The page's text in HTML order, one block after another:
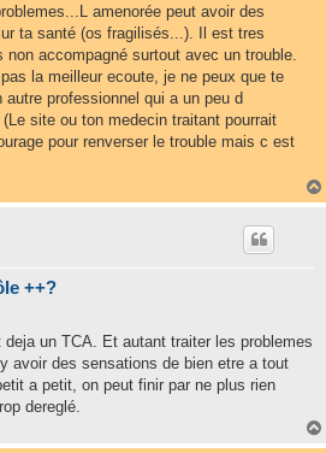
amenorée peut avoir des
ta santé (os fragilisés...). Il est tres
accompagné surtout avec un trouble.
la meilleur ecoute, je ne peux que te
professionnel qui a un peu d
site ou ton medecin traitant pourrait
pour renverser le trouble mais c est
++?
un TCA. Et autant traiter les problemes
avoir des sensations de bien etre a tout
a petit, on peut finir par ne plus rien
dereglé.